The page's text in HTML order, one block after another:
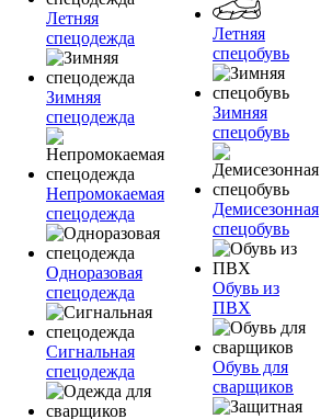
Летняя
спецодежда
Зимняя
спецодежда
Непромокаемая
спецодежда
Одноразовая
спецодежда
Сигнальная
спецодежда
Летняя
спецобувь
Зимняя
спецобувь
Демисезонная
спецобувь
Обувь из
ПВХ
Обувь для
сварщиков